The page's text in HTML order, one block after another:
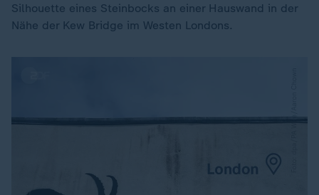
Silhouette eines Steinbocks an einer Hauswand in der
Nähe der Kew Bridge im Westen Londons.